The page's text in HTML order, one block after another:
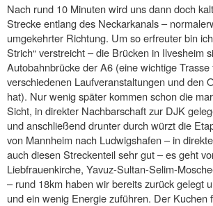
Nach rund 10 Minuten wird uns dann doch
Strecke entlang des Neckarkanals –
umgekehrter Richtung. Um so erfreuter bin
Strich“ verstreicht – die Brücken in Ilvesheim
Autobahnbrücke der A6 (eine wichtige
verschiedenen Laufveranstaltungen und den
hat). Nur wenig später kommen schon die
Sicht, in direkter Nachbarschaft zur DJK
und anschließend drunter durch würzt die
von Mannheim nach Ludwigshafen – in
auch diesen Streckenteil sehr gut – es geht
Liebfrauenkirche, Yavuz-Sultan-Selim-
– rund 18km haben wir bereits zurück gelegt
und ein wenig Energie zuführen. Der